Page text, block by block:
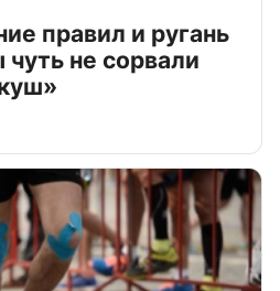
правил и ругань
не сорвали